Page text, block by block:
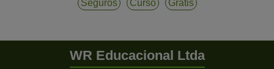
Seguros
Curso Gratis
WR Educacional Ltda